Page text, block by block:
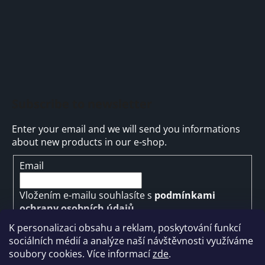
K personalizaci obsahu a reklam, poskytování funkcí
sociálních médií a analýze naší návštěvnosti využíváme
soubory cookies. Více informacízde.
Enter your email and we will send you informations
about new products in our e-shop.
Email
Vložením e-mailu souhlasíte s podmínkami
ochrany osobních údajů
SUBSCRIBE